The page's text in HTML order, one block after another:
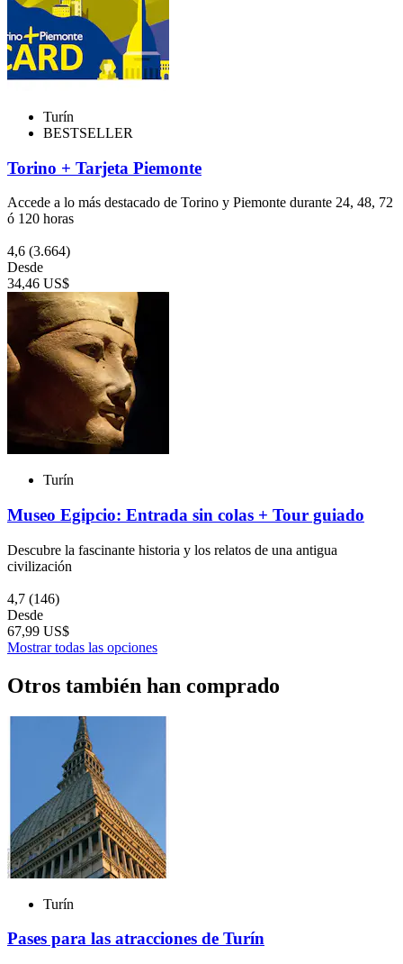
Turín
BESTSELLER
Torino + Tarjeta Piemonte
Accede a lo más destacado de Torino y Piemonte durante 24, 48, 72
ó 120 horas
4,6 (3.664)
Desde
34,46 US$
Turín
Museo Egipcio: Entrada sin colas + Tour guiado
Descubre la fascinante historia y los relatos de una antigua
civilización
4,7 (146)
Desde
67,99 US$
Mostrar todas las opciones
Otros también han comprado
Turín
Pases para las atracciones de Turín